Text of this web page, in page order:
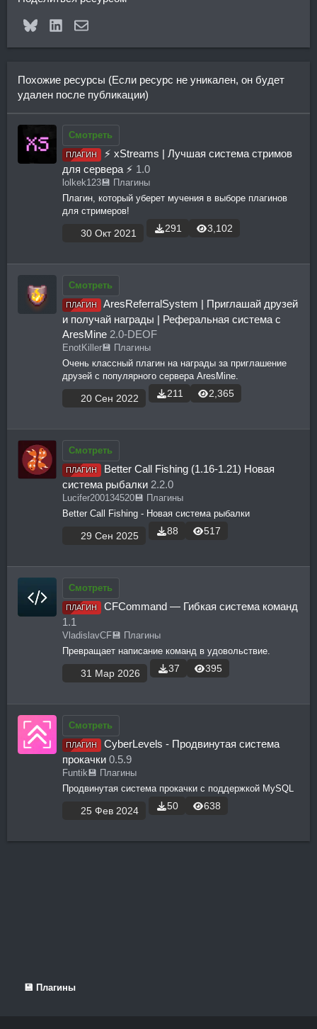
BlueskyLinkedInЭлектронная почта
Похожие ресурсы (Если ресурс не уникален, он будет
удален после публикации)
Смотреть
ПЛАГИН
⚡ xStreams | Лучшая система стримов
для сервера ⚡ 1.0
lolkek123💾 Плагины
Плагин, который уберет мучения в выборе плагинов
для стримеров!
30 Окт 2021 291 3,102
Смотреть
ПЛАГИН
AresReferralSystem | Приглашай друзей
и получай награды | Реферальная система с
AresMine 2.0-DEOF
EnotKiller💾 Плагины
Очень классный плагин на награды за приглашение
друзей с популярного сервера AresMine.
20 Сен 2022 211 2,365
Смотреть
ПЛАГИН
Better Call Fishing (1.16-1.21) Новая
система рыбалки 2.2.0
Lucifer200134520💾 Плагины
Better Call Fishing - Новая система рыбалки
29 Сен 2025 88 517
Смотреть
ПЛАГИН
CFCommand — Гибкая система команд
1.1
VladislavCF💾 Плагины
Превращает написание команд в удовольствие.
31 Мар 2026 37 395
Смотреть
ПЛАГИН
CyberLevels - Продвинутая система
прокачки 0.5.9
Funtik💾 Плагины
Продвинутая система прокачки с поддержкой MySQL
25 Фев 2024 50 638
💾 Плагины